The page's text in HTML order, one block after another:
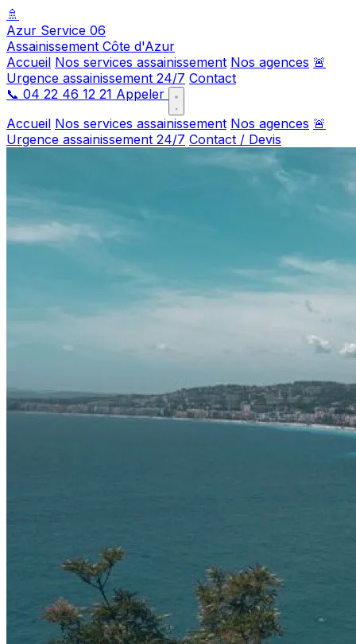
🚿
Azur Service 06
Assainissement Côte d'Azur
Accueil Nos services assainissement Nos agences 🚨
Urgence assainissement 24/7 Contact
📞 04 22 46 12 21 Appeler
Accueil Nos services assainissement Nos agences 🚨
Urgence assainissement 24/7 Contact / Devis